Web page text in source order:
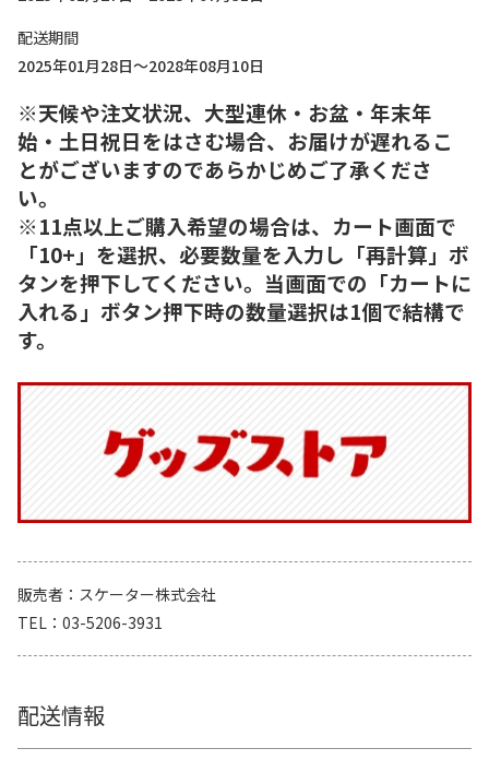
配送期間
2025年01月28日～2028年08月10日
※天候や注文状況、大型連休・お盆・年末年
始・土日祝日をはさむ場合、お届けが遅れるこ
とがございますのであらかじめご了承くださ
い。
※11点以上ご購入希望の場合は、カート画面で
「10+」を選択、必要数量を入力し「再計算」ボ
タンを押下してください。当画面での「カートに
入れる」ボタン押下時の数量選択は1個で結構で
す。
販売者
スケーター株式会社
TEL
03-5206-3931
配送情報